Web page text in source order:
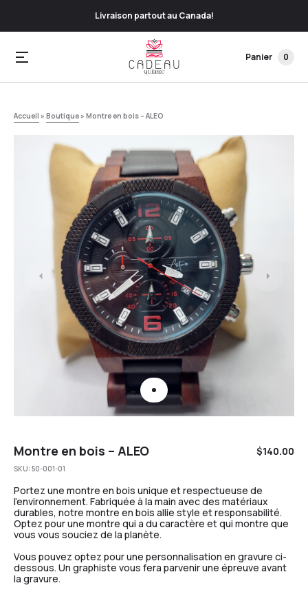
Livraison partout au Canada!
Panier 0
Accueil » Boutique » Montre en bois – ALEO
Montre en bois – ALEO $140.00
SKU:50-001-01
Portez une montre en bois unique et respectueuse de
l’environnement. Fabriquée à la main avec des matériaux
durables, notre montre en bois allie style et responsabilité.
Optez pour une montre qui a du caractère et qui montre que
vous vous souciez de la planète.
Vous pouvez optez pour une personnalisation en gravure ci-
dessous. Un graphiste vous fera parvenir une épreuve avant
la gravure.